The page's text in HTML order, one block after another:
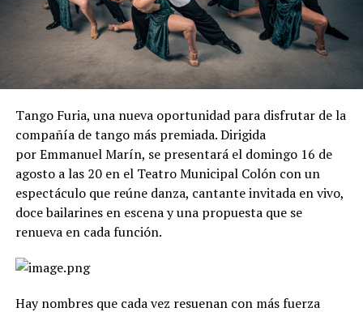
Tango Furia, una nueva oportunidad para disfrutar de la
compañía de tango más premiada. Dirigida
por Emmanuel Marín, se presentará el domingo 16 de
agosto a las 20 en el Teatro Municipal Colón con un
espectáculo que reúne danza, cantante invitada en vivo,
doce bailarines en escena y una propuesta que se
renueva en cada función.
Hay nombres que cada vez resuenan con más fuerza